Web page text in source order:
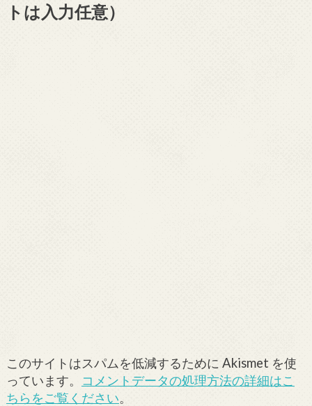
トは入力任意）
このサイトはスパムを低減するために Akismet を使
っています。 コメントデータの処理方法の詳細はこ
ちらをご覧ください。